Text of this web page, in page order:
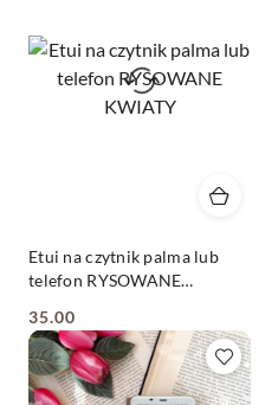
Etui na czytnik palma lub
telefon RYSOWANE
Cena:
35.00